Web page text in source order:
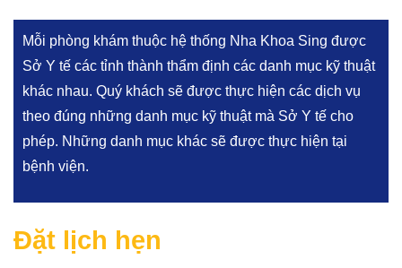
Mỗi phòng khám thuộc hệ thống Nha Khoa Sing được
Sở Y tế các tỉnh thành thẩm định các danh mục kỹ thuật
khác nhau. Quý khách sẽ được thực hiện các dịch vụ
theo đúng những danh mục kỹ thuật mà Sở Y tế cho
phép. Những danh mục khác sẽ được thực hiện tại
bệnh viện.
Đặt lịch hẹn